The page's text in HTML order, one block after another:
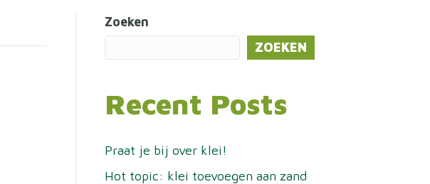
Zoeken
ZOEKEN
Recent Posts
Praat je bij over klei!
Hot topic: klei toevoegen aan zand